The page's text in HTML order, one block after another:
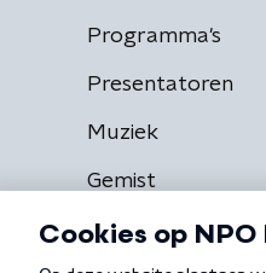
Programma's
Presentatoren
Muziek
Gemist